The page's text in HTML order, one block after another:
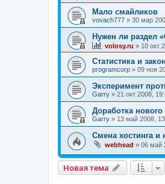
Мало смайликов
vovach777 » 30 мар
Нужен ли раздел
volosy.ru » 10 окт
Статистика и
programcorp » 09 ноя
Эксперимент
Garry » 21 окт 2008,
Доработка
Garry » 13 май 2008,
Смена хостинга
webhead » 06 май
Новая тема